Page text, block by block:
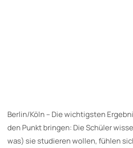
Berlin/Köln – Die wichtigsten
den Punkt bringen: Die Schüler
was) sie studieren wollen, fühlen